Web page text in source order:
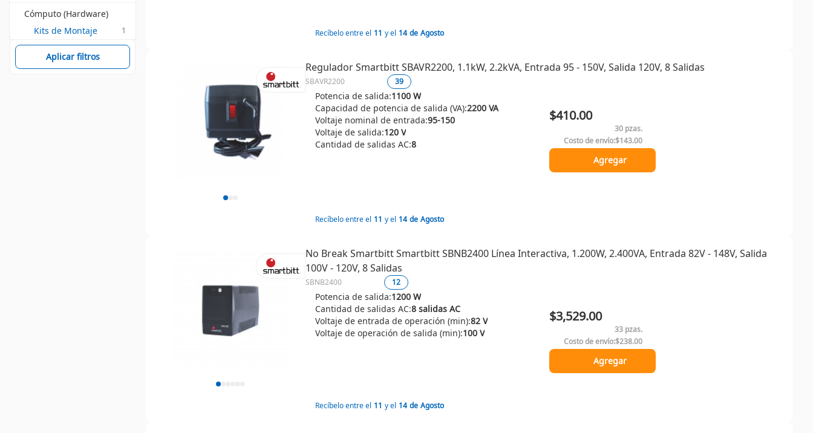
Cómputo (Hardware)
Kits de Montaje
1
Aplicar filtros
Recíbelo entre el 11 y el 14 de Agosto
Regulador Smartbitt SBAVR2200, 1.1kW, 2.2kVA, Entrada 95 - 150V, Salida 120V, 8 Salidas
SBAVR2200 39
Potencia de salida:1100 W
Capacidad de potencia de salida (VA):2200 VA
Voltaje nominal de entrada:95-150
Voltaje de salida:120 V
Cantidad de salidas AC:8
Recíbelo entre el 11 y el 14 de Agosto
$410.00
Costo de envío:$143.00
30 pzas.
Agregar
No Break Smartbitt Smartbitt SBNB2400 Línea Interactiva, 1.200W, 2.400VA, Entrada 82V - 148V, Salida
100V - 120V, 8 Salidas
SBNB2400 12
Potencia de salida:1200 W
Cantidad de salidas AC:8 salidas AC
Voltaje de entrada de operación (min):82 V
Voltaje de operación de salida (min):100 V
Recíbelo entre el 11 y el 14 de Agosto
$3,529.00
Costo de envío:$238.00
33 pzas.
Agregar